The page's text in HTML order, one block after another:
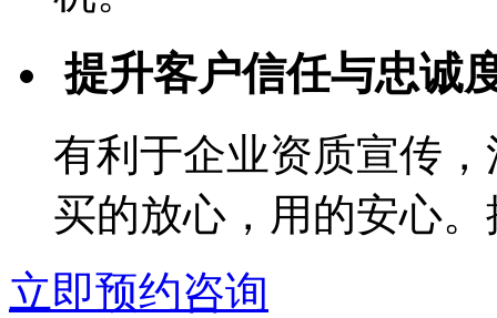
提升客户信任与忠诚
有利于企业资质宣传
买的放心，用的安心
立即预约咨询